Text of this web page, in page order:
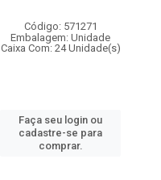
Código: 571271
Embalagem: Unidade
Caixa Com: 24 Unidade(s)
Faça seu login ou
cadastre-se para
comprar.